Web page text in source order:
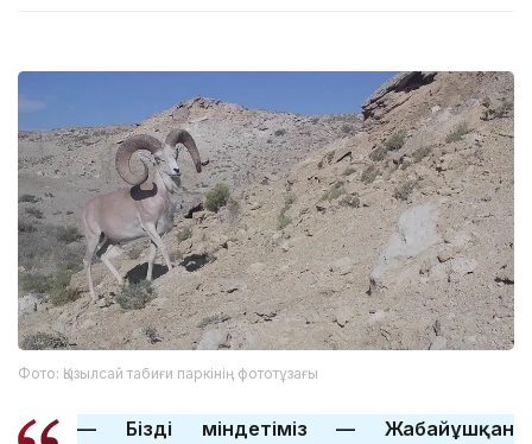
Фото: Қызылсай табиғи паркінің фототұзағы
— Біздің міндетіміз — Жабайұшқан